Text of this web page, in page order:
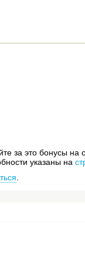
за это бонусы
указаны на